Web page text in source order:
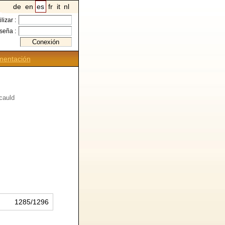
de en es fr it nl
:
:
1285/1296